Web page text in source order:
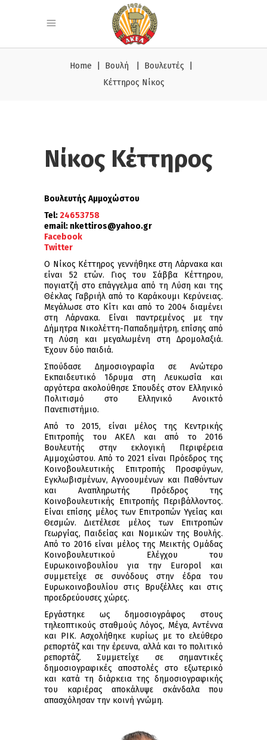
Home Βουλή Βουλευτές
Κέττηρος Νίκος
Νίκος Κέττηρος
Βουλευτής Αμμοχώστου
Tel: 24653758
email: nkettiros@yahoo.gr
Facebook
Twitter
Ο Νίκος Κέττηρος γεννήθηκε στη Λάρνακα και
είναι 52 ετών. Γιος του Σάββα Κέττηρου,
πογιατζή στο επάγγελμα από τη Λύση και της
Θέκλας Γαβριήλ από το Καράκουμι Κερύνειας.
Μεγάλωσε στο Κίτι και από το 2004 διαμένει
στη Λάρνακα. Είναι παντρεμένος με την
Δήμητρα Νικολέττη-Παπαδημήτρη, επίσης από
τη Λύση και μεγαλωμένη στη Δρομολαξιά.
Έχουν δύο παιδιά.
Σπούδασε Δημοσιογραφία σε Ανώτερο
Εκπαιδευτικό Ίδρυμα στη Λευκωσία και
αργότερα ακολούθησε Σπουδές στον Ελληνικό
Πολιτισμό στο Ελληνικό Ανοικτό
Πανεπιστήμιο.
Από το 2015, είναι μέλος της Κεντρικής
Επιτροπής του ΑΚΕΛ και από το 2016
Βουλευτής στην εκλογική Περιφέρεια
Αμμοχώστου. Από το 2021 είναι Πρόεδρος της
Κοινοβουλευτικής Επιτροπής Προσφύγων,
Εγκλωβισμένων, Αγνοουμένων και Παθόντων
και Αναπληρωτής Πρόεδρος της
Κοινοβουλευτικής Επιτροπής Περιβάλλοντος.
Είναι επίσης μέλος των Επιτροπών Υγείας και
Θεσμών. Διετέλεσε μέλος των Επιτροπών
Γεωργίας, Παιδείας και Νομικών της Βουλής.
Από το 2016 είναι μέλος της Μεικτής Ομάδας
Κοινοβουλευτικού Ελέγχου του
Ευρωκοινοβουλίου για την Europol και
συμμετείχε σε συνόδους στην έδρα του
Ευρωκοινοβουλίου στις Βρυξέλλες και στις
προεδρεύουσες χώρες.
Εργάστηκε ως δημοσιογράφος στους
τηλεοπτικούς σταθμούς Λόγος, Μέγα, Αντέννα
και ΡΙΚ. Ασχολήθηκε κυρίως με το ελεύθερο
ρεπορτάζ και την έρευνα, αλλά και το πολιτικό
ρεπορτάζ. Συμμετείχε σε σημαντικές
δημοσιογραφικές αποστολές στο εξωτερικό
και κατά τη διάρκεια της δημοσιογραφικής
του καριέρας αποκάλυψε σκάνδαλα που
απασχόλησαν την κοινή γνώμη.